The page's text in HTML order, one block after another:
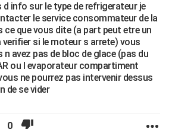
d info sur le type de refrigerateur je
le service consommateur de la
ce que vous dite (a part peut etre un
si le moteur s arrete) vous
n avez pas de bloc de glace (pas du
ou l evaporateur compartiment
ne pourrez pas intervenir dessus
de se vider
0